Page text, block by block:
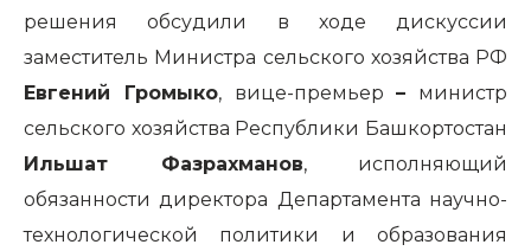
решения обсудили в ходе дискуссии
заместитель Министра сельского хозяйства РФ
Евгений Громыко, вице-премьер– министр
сельского хозяйства Республики Башкортостан
Ильшат Фазрахманов, исполняющий
обязанности директора Департамента научно-
технологической политики и образования